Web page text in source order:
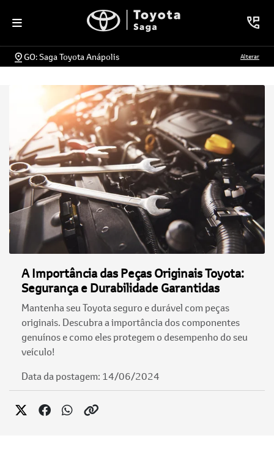
GO: Saga Toyota Anápolis Alterar
A Importância das Peças Originais Toyota:
Segurança e Durabilidade Garantidas
Mantenha seu Toyota seguro e durável com peças
originais. Descubra a importância dos componentes
genuínos e como eles protegem o desempenho do seu
veículo!
Data da postagem: 14/06/2024